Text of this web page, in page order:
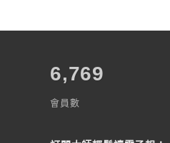
7,787
會員數